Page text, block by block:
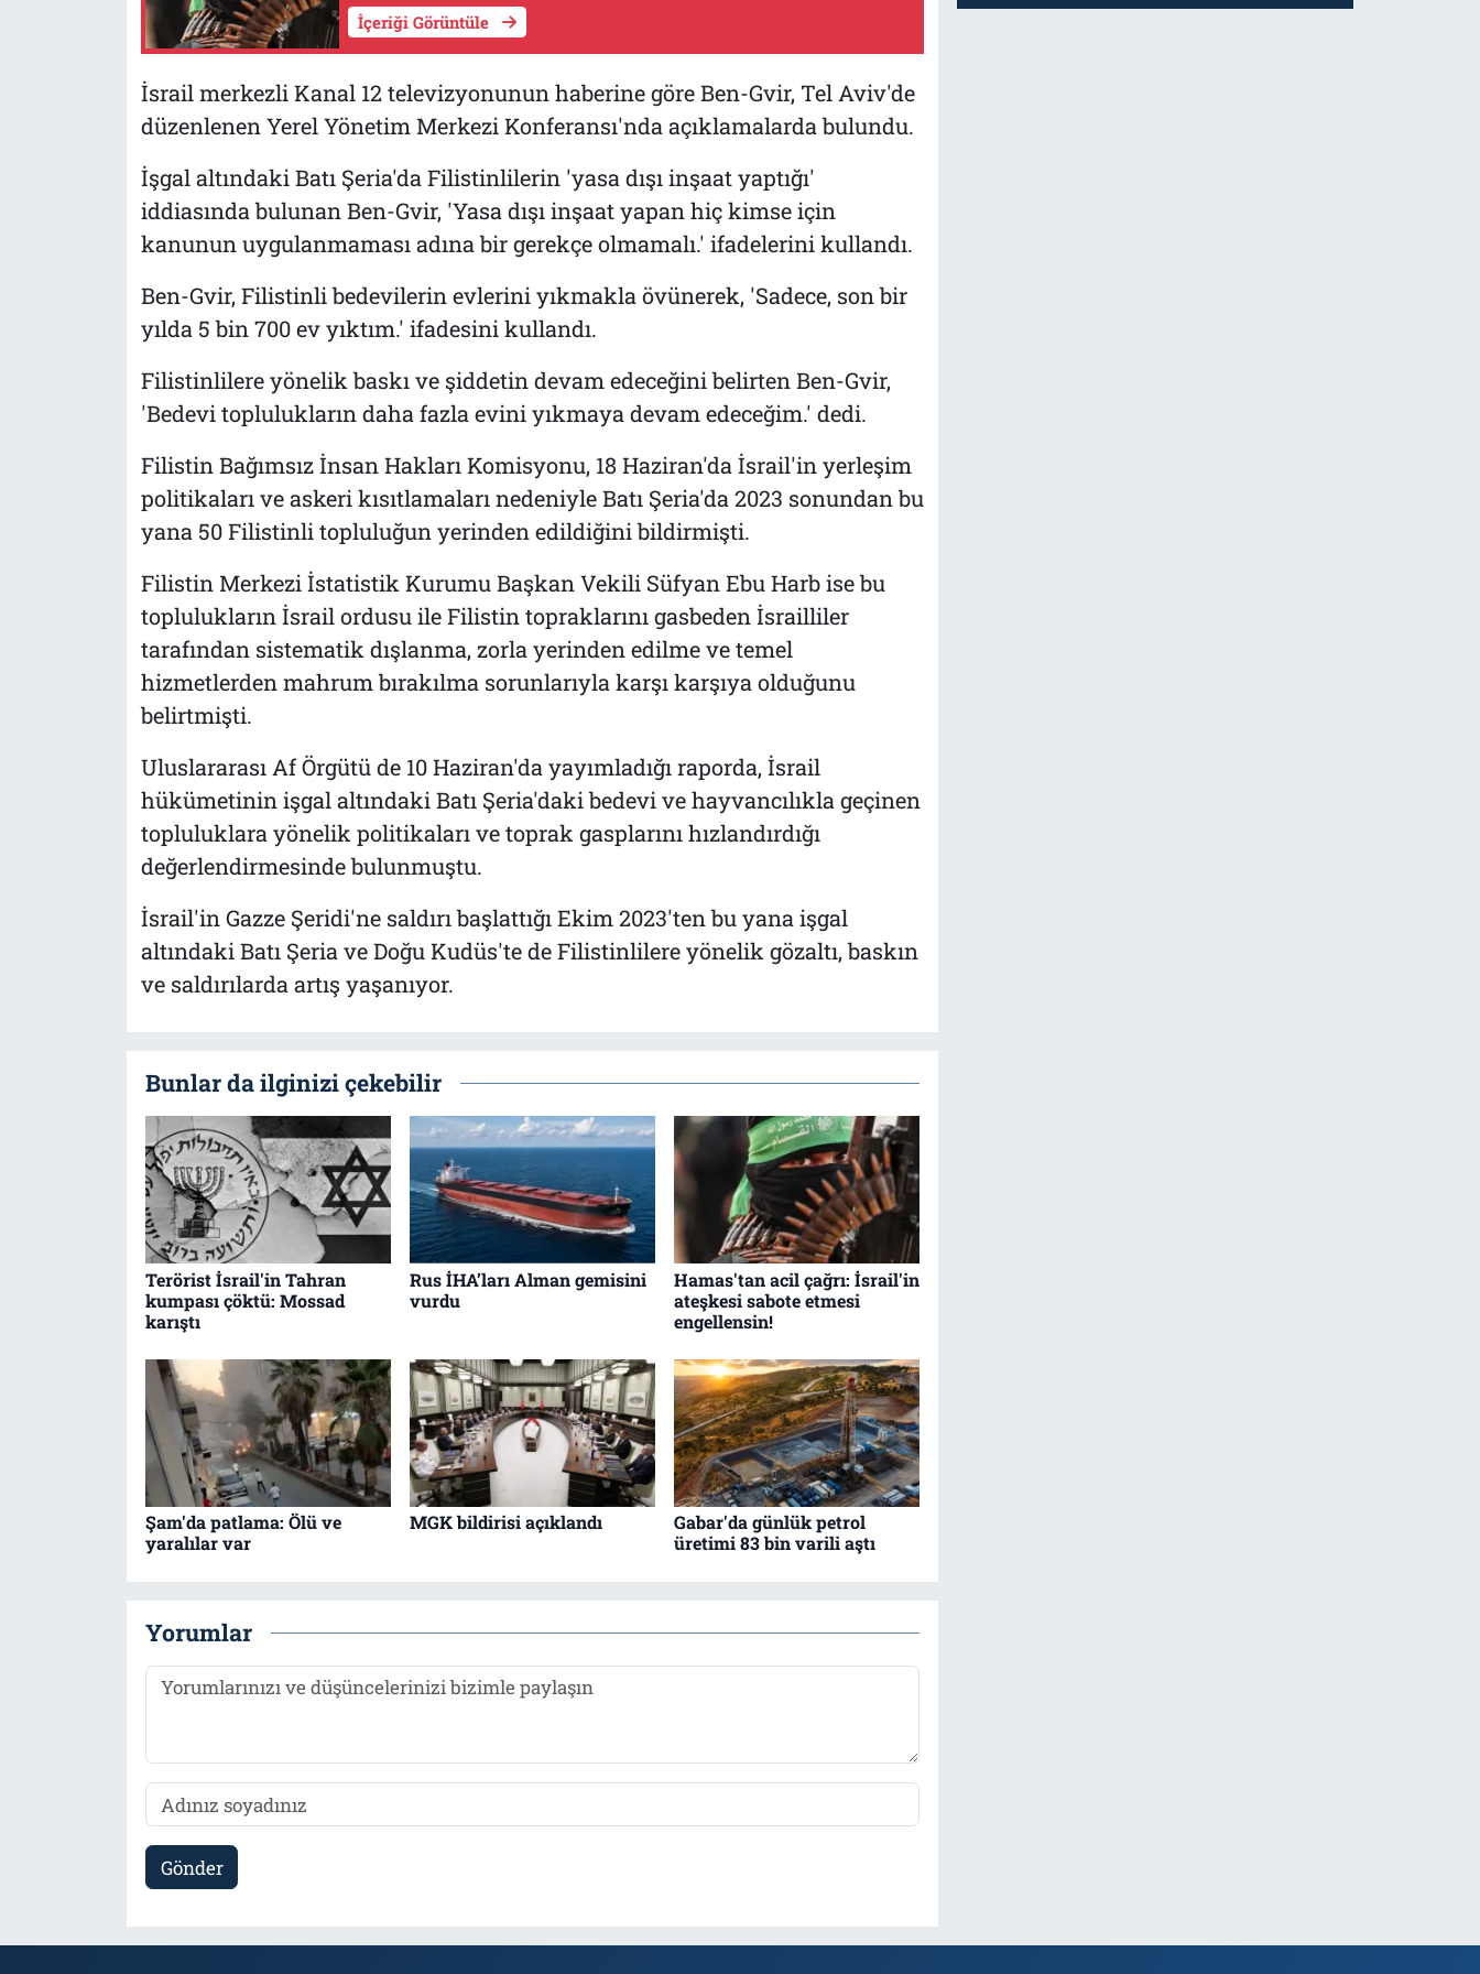
İçeriği Görüntüle
İsrail merkezli Kanal 12 televizyonunun haberine göre Ben-Gvir, Tel Aviv'de
düzenlenen Yerel Yönetim Merkezi Konferansı'nda açıklamalarda bulundu.
İşgal altındaki Batı Şeria'da Filistinlilerin 'yasa dışı inşaat yaptığı'
iddiasında bulunan Ben-Gvir, 'Yasa dışı inşaat yapan hiç kimse için
kanunun uygulanmaması adına bir gerekçe olmamalı.' ifadelerini kullandı.
Ben-Gvir, Filistinli bedevilerin evlerini yıkmakla övünerek, 'Sadece, son bir
yılda 5 bin 700 ev yıktım.' ifadesini kullandı.
Filistinlilere yönelik baskı ve şiddetin devam edeceğini belirten Ben-Gvir,
'Bedevi toplulukların daha fazla evini yıkmaya devam edeceğim.' dedi.
Filistin Bağımsız İnsan Hakları Komisyonu, 18 Haziran'da İsrail'in yerleşim
politikaları ve askeri kısıtlamaları nedeniyle Batı Şeria'da 2023 sonundan bu
yana 50 Filistinli topluluğun yerinden edildiğini bildirmişti.
Filistin Merkezi İstatistik Kurumu Başkan Vekili Süfyan Ebu Harb ise bu
toplulukların İsrail ordusu ile Filistin topraklarını gasbeden İsrailliler
tarafından sistematik dışlanma, zorla yerinden edilme ve temel
hizmetlerden mahrum bırakılma sorunlarıyla karşı karşıya olduğunu
belirtmişti.
Uluslararası Af Örgütü de 10 Haziran'da yayımladığı raporda, İsrail
hükümetinin işgal altındaki Batı Şeria'daki bedevi ve hayvancılıkla geçinen
topluluklara yönelik politikaları ve toprak gasplarını hızlandırdığı
değerlendirmesinde bulunmuştu.
İsrail'in Gazze Şeridi'ne saldırı başlattığı Ekim 2023'ten bu yana işgal
altındaki Batı Şeria ve Doğu Kudüs'te de Filistinlilere yönelik gözaltı, baskın
ve saldırılarda artış yaşanıyor.
Bunlar da ilginizi çekebilir
Terörist İsrail'in Tahran
kumpası çöktü: Mossad
karıştı
Rus İHA’ları Alman gemisini
vurdu
Hamas'tan acil çağrı: İsrail'in
ateşkesi sabote etmesi
engellensin!
Şam'da patlama: Ölü ve
yaralılar var
MGK bildirisi açıklandı
Gabar'da günlük petrol
üretimi 83 bin varili aştı
Yorumlar
Gönder